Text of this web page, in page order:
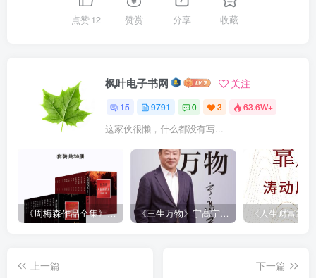
点赞12 赞赏 分享 收藏
枫叶电子书网 关注
15 9791 0 3 63.6W+
这家伙很懒，什么都没有写...
《周梅森作品全集》[共30册] 《三生万物》宁高宁（epub+mobi+azw3+pdf）
上一篇
下一篇